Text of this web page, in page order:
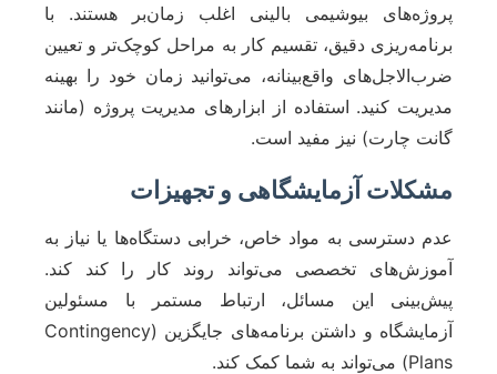
پروژه‌های بیوشیمی بالینی اغلب زمان‌بر هستند. با
برنامه‌ریزی دقیق، تقسیم کار به مراحل کوچک‌تر و تعیین
ضرب‌الاجل‌های واقع‌بینانه، می‌توانید زمان خود را بهینه
مدیریت کنید. استفاده از ابزارهای مدیریت پروژه (مانند
گانت چارت) نیز مفید است.
مشکلات آزمایشگاهی و تجهیزات
عدم دسترسی به مواد خاص، خرابی دستگاه‌ها یا نیاز به
آموزش‌های تخصصی می‌تواند روند کار را کند کند.
پیش‌بینی این مسائل، ارتباط مستمر با مسئولین
آزمایشگاه و داشتن برنامه‌های جایگزین (Contingency
Plans) می‌تواند به شما کمک کند.